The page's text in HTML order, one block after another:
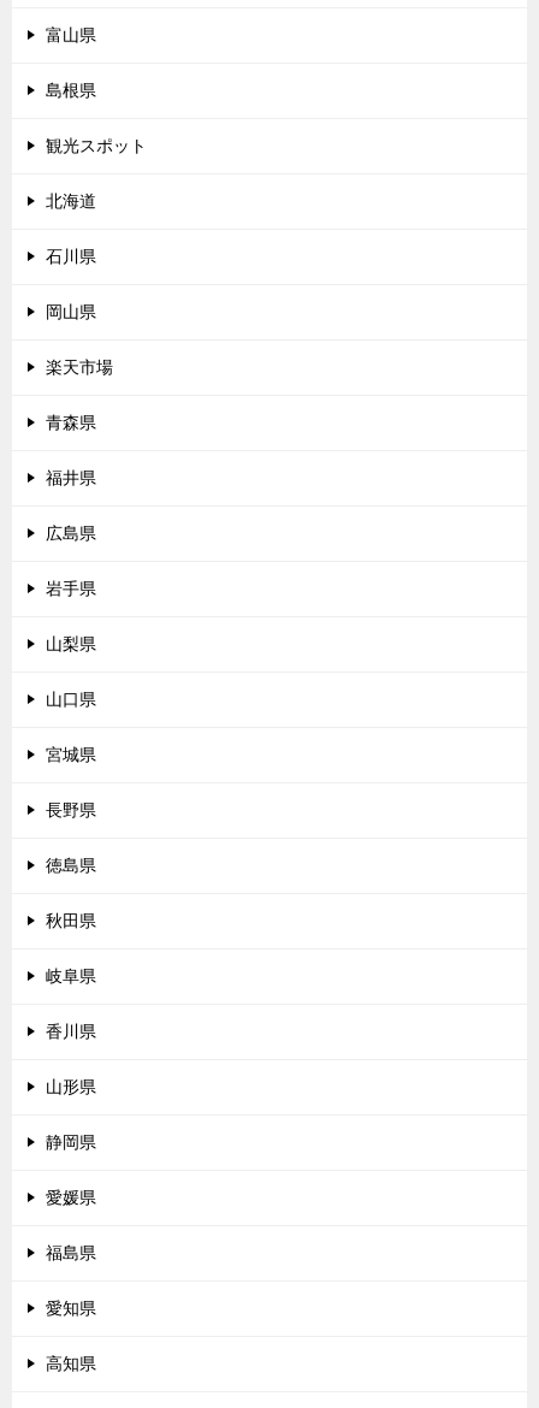
富山県
島根県
観光スポット
北海道
石川県
岡山県
楽天市場
青森県
福井県
広島県
岩手県
山梨県
山口県
宮城県
長野県
徳島県
秋田県
岐阜県
香川県
山形県
静岡県
愛媛県
福島県
愛知県
高知県